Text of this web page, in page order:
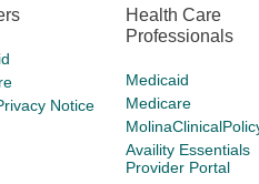
Notice
Health Care
Professionals
Medicaid
Medicare
Availity Essentials
Provider Portal